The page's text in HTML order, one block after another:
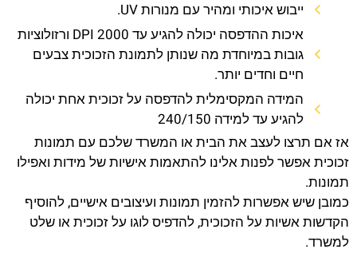
ייבוש איכותי ומהיר עם מנורות UV.
איכות ההדפסה יכולה להגיע עד 2000 DPI ורזולוציות
גובות במיוחדת מה שנותן לתמונת הזכוכית צבעים
חיים וחדים יותר.
המידה המקסימלית להדפסה על זכוכית אחת יכולה
להגיע עד למידה 240/150
אז אם תרצו לעצב את הבית או המשרד שלכם עם תמונות
זכוכית אפשר לפנות אלינו להתאמות אישיות של מידות ואפילו
תמונות.
כמובן שיש אפשרות להזמין תמונות ועיצובים אישיים, להוסיף
הקדשות אשיות על הזכוכית, להדפיס לוגו על זכוכית או שלט
למשרד.